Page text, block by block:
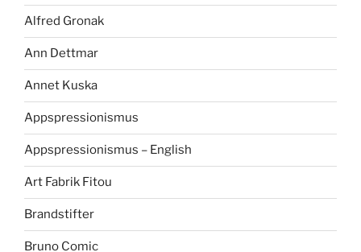
Alfred Gronak
Ann Dettmar
Annet Kuska
Appspressionismus
Appspressionismus – English
Art Fabrik Fitou
Brandstifter
Bruno Comic